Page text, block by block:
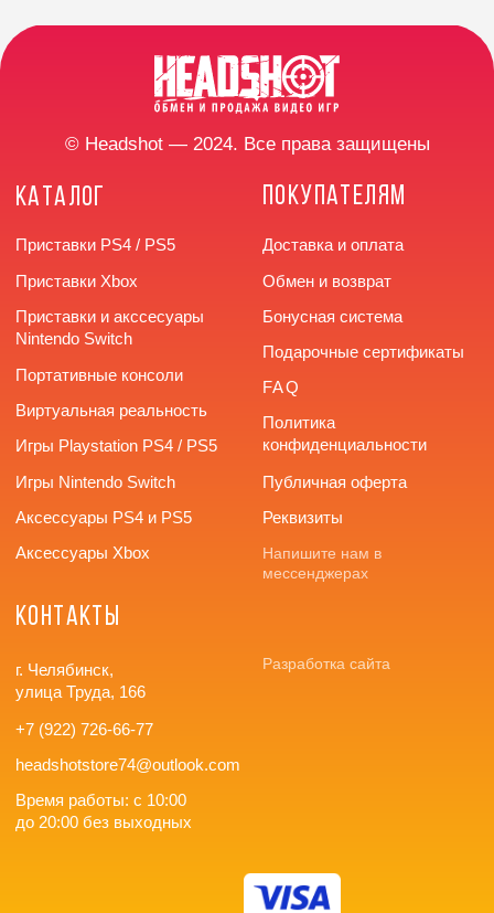
headshotstore74@outlook.com
Разработка сайта
до 20:00 без выходных
г. Челябинск,